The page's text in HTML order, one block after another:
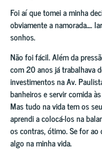
Foi aí que tomei a minha
obviamente a namorada….
sonhos.
Não foi fácil. Além da
com 20 anos já trabalhava
investimentos na Av.
banheiros e servir comida
Mas tudo na vida tem os
aprendi a colocá-los na
os contras, ótimo. Se for
algo na minha vida.